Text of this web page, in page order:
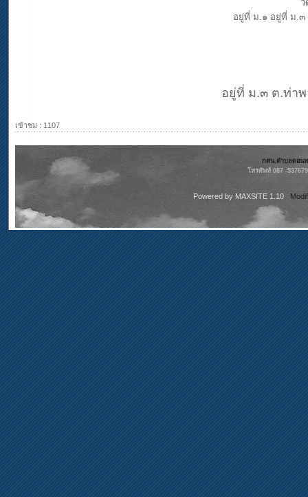
อยู่ที่ ม.๑ อยู่ที่ ม.๓
อยู่ที่ ม.๓ ต.ท่าพ
เข้าชม : 1107
กศน.ตำบลดอนท
โทรศัพท์ 087 -
Powered by MAXSITE 1.10